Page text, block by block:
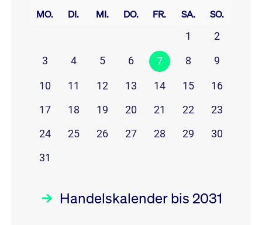
MO. DI. MI. DO. FR. SA. SO.
1
2
3
4 5 6 7 8 9
10 11 12 13 14 15
16
17
18 19 20 21 22
23
24
25 26 27 28 29
30
31
Handelskalender bis 2031